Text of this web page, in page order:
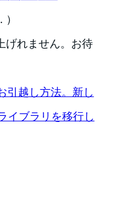
げれません。お待
引越し方法。新し
イブラリを移行し